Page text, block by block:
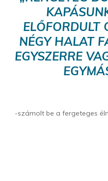
ELŐFORDULT
NÉGY HALAT
EGYSZERRE
-számolt be a fergeteges